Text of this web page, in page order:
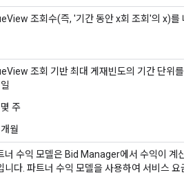
조회수(즉, '기간 동안 x회 조회'의 x)를 나
조회 기반 최대 게재빈도의 기간 단위를
일
몇 주
개월
너 수익 모델은 Bid Manager에서 수익이 계산
니다. 파트너 수익 모델을 사용하여 서비스 요금